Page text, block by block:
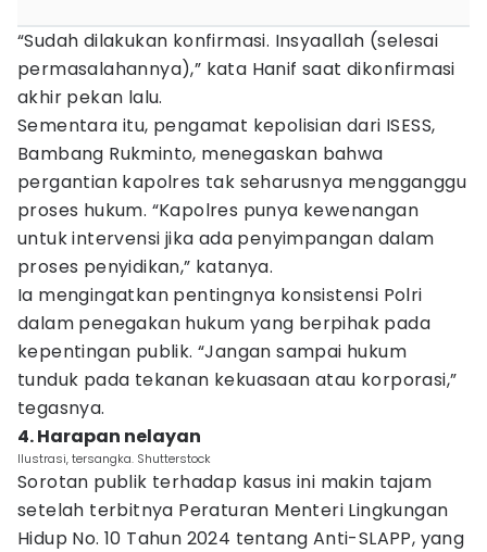
“Sudah dilakukan konfirmasi. Insyaallah (selesai
permasalahannya),” kata Hanif saat dikonfirmasi
akhir pekan lalu.
Sementara itu, pengamat kepolisian dari ISESS,
Bambang Rukminto, menegaskan bahwa
pergantian kapolres tak seharusnya mengganggu
proses hukum. “Kapolres punya kewenangan
untuk intervensi jika ada penyimpangan dalam
proses penyidikan,” katanya.
Ia mengingatkan pentingnya konsistensi Polri
dalam penegakan hukum yang berpihak pada
kepentingan publik. “Jangan sampai hukum
tunduk pada tekanan kekuasaan atau korporasi,”
tegasnya.
4. Harapan nelayan
Ilustrasi, tersangka. Shutterstock
Sorotan publik terhadap kasus ini makin tajam
setelah terbitnya Peraturan Menteri Lingkungan
Hidup No. 10 Tahun 2024 tentang Anti-SLAPP, yang